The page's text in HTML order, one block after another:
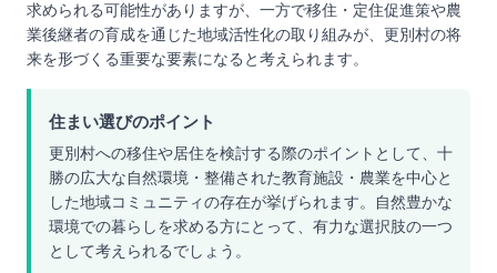
求められる可能性がありますが、一方で移住・定住促進策や農
業後継者の育成を通じた地域活性化の取り組みが、更別村の将
来を形づくる重要な要素になると考えられます。
住まい選びのポイント
更別村への移住や居住を検討する際のポイントとして、十
勝の広大な自然環境・整備された教育施設・農業を中心と
した地域コミュニティの存在が挙げられます。自然豊かな
環境での暮らしを求める方にとって、有力な選択肢の一つ
として考えられるでしょう。